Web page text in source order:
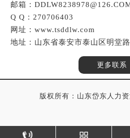
邮箱：
Q Q：270706403
网址：www.tsddlw.com
地址：山东省泰安市泰山区明堂
更多联系
版权所有：山东岱东人力